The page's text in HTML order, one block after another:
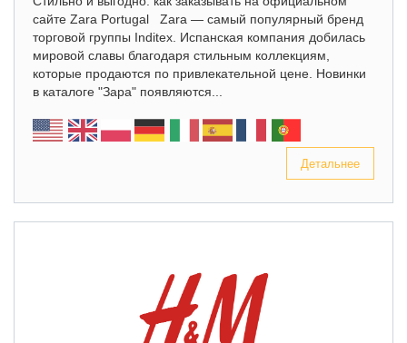
сайте Zara Portugal Zara — самый популярный бренд
торговой группы Inditex. Испанская компания добилась
мировой славы благодаря стильным коллекциям,
которые продаются по привлекательной цене. Новинки
в каталоге "Зара" появляются...
Детальнее